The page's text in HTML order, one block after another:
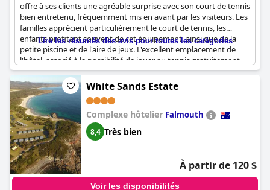
offre à ses clients une agréable surprise avec son court de tennis
bien entretenu, fréquemment mis en avant par les visiteurs. Les
familles apprécient particulièrement le court de tennis, les
enfants profitant souvent de cet équipement, ainsi que de la
petite piscine et de l'aire de jeux. L'excellent emplacement de
l'hôtel, associé à la possibilité de jouer au tennis gratuitement,
renforce son attrait. Dans l'ensemble, le court de tennis fait
partie de la gamme d'installations agréables qui améliorent
l'expérience des clients de l'hôtel.
Lire les résumés des avis pour toutes les catégories
White Sands Estate
Complexe hôtelier Falmouth
8,4 Très bien
À partir de 120 $
Voir les disponibilités